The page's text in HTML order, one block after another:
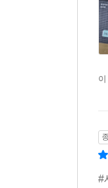
있는
내모
대신
#